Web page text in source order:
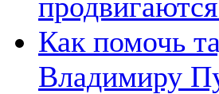
Как помочь
Владимиру